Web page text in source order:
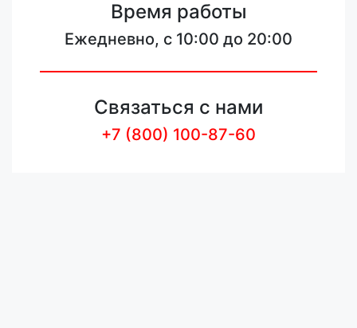
Время работы
Ежедневно, с 10:00 до 20:00
Связаться с нами
+7 (800) 100-87-60